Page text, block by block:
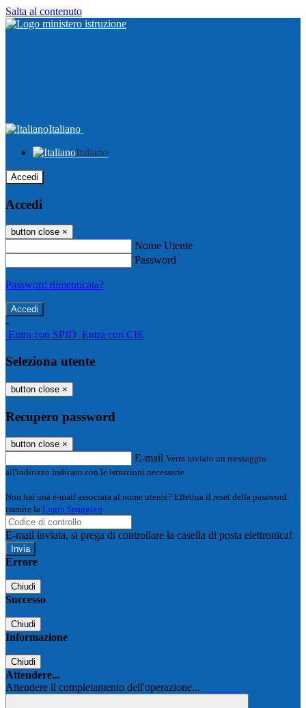
Salta al contenuto
Italiano
Italiano
Accedi
Accedi
button close ×
Nome Utente
Password
Password dimenticata?
-
Entra con SPID Entra con CIE
Seleziona utente
button close ×
Recupero password
button close ×
E-mail Verrà inviato un messaggio
all'indirizzo indicato con le istruzioni necessarie.
Non hai una e-mail associata al nome utente? Effettua il reset della password
tramite la Login Spaggiari
E-mail inviata, si prega di controllare la casella di posta elettronica!
Errore
Chiudi
Successo
Chiudi
Informazione
Chiudi
Attendere...
Attendere il completamento dell'operazione...